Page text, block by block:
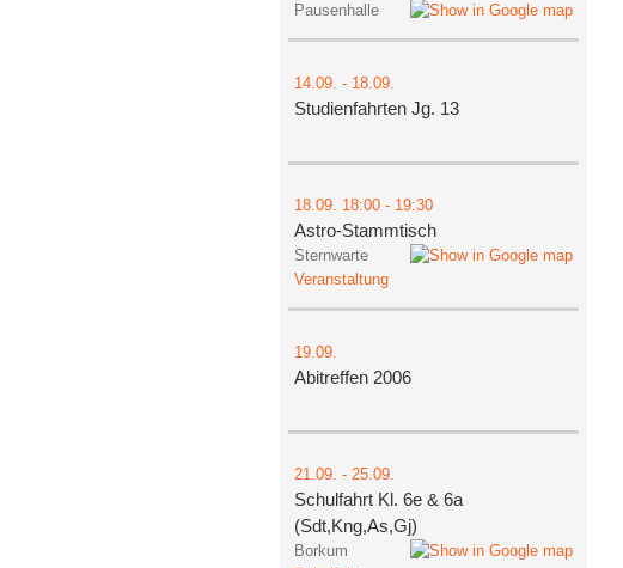
Pausenhalle
14.09. - 18.09.
Studienfahrten Jg. 13
18.09. 18:00- 19:30
Astro-Stammtisch
Sternwarte
Veranstaltung
19.09.
Abitreffen 2006
21.09. -25.09.
Schulfahrt Kl. 6e & 6a
(Sdt,Kng,As,Gj)
Borkum